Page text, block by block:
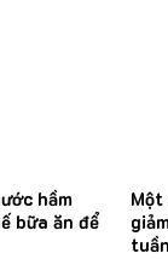
hầm
bữa ăn để
Một
tuần